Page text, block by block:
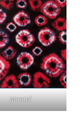
Mantel